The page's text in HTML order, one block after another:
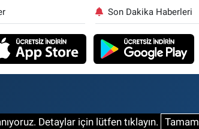
Son Dakika Haberleri
Detaylar için lütfen tıklayın. Tamam